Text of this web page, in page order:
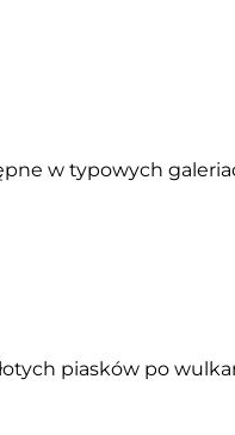
w typowych
piasków po